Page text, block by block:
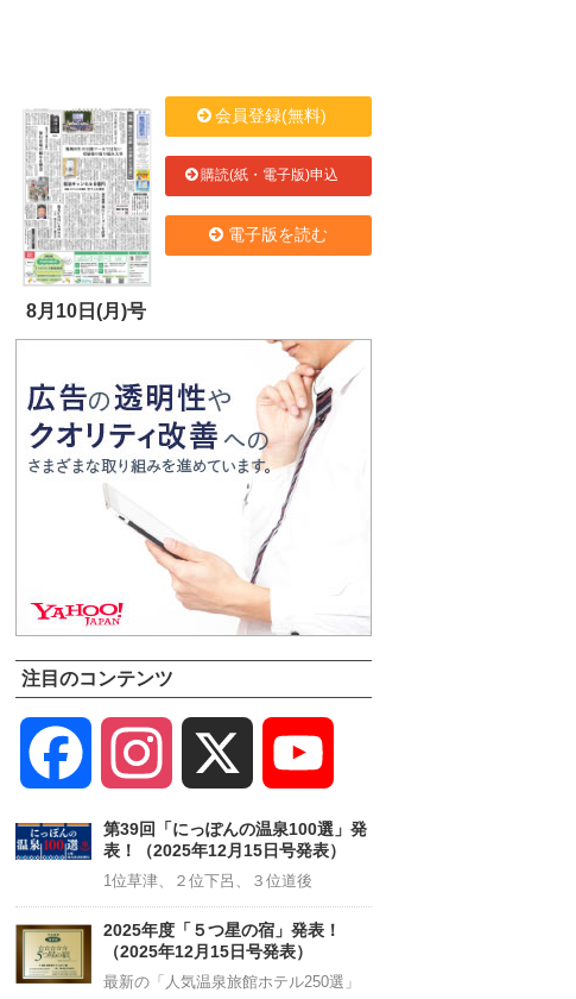
8月10日(月)号
会員登録(無料)
購読(紙・電子版)申込
電子版を読む
注目のコンテンツ
Facebook Instagram
Channel
第39回「にっぽんの温泉100選」発
表！（2025年12月15日号発表）
1位草津、２位下呂、３位道後
2025年度「５つ星の宿」発表！
（2025年12月15日号発表）
最新の「人気温泉旅館ホテル250選」